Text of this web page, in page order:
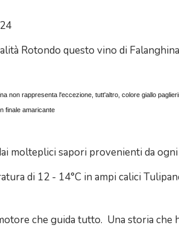
Rotondo questo vino di
non rappresenta l'eccezione, tutt'altro, colore giallo
finale amaricante
molteplici sapori provenienti da ogni
di 12 - 14°C in ampi calici
che guida tutto. Una storia